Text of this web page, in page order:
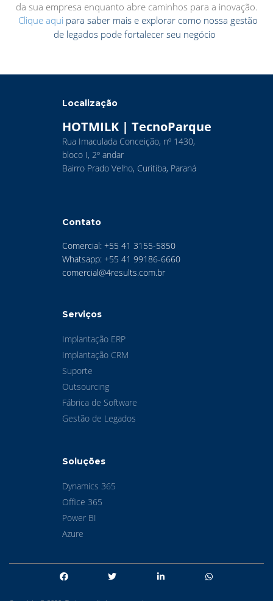
da sua empresa enquanto abre caminhos para a inovação.
Clique aqui para saber mais e explorar como nossa gestão
de legados pode fortalecer seu negócio
Localização
HOTMILK | TecnoParque
Rua Imaculada Conceição, nº 1430,
bloco I, 2º andar
Bairro Prado Velho, Curitiba, Paraná
Contato
Comercial: +55 41 3155-5850
Whatsapp: +55 41 99186-6660
comercial@4results.com.br
Serviços
Implantação ERP
Implantação CRM
Suporte
Outsourcing
Fábrica de Software
Gestão de Legados
Soluções
Dynamics 365
Office 365
Power BI
Azure